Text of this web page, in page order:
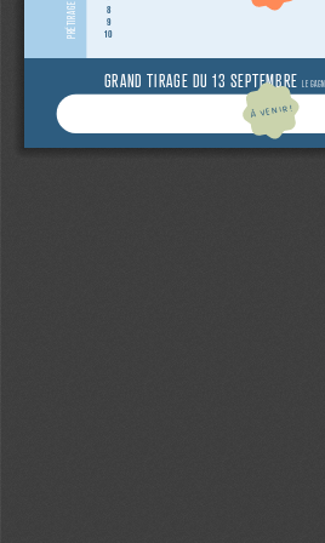
8
9
10
GRAND TIRAGE DU 13 SEPTEMBRE LE
À VENIR!